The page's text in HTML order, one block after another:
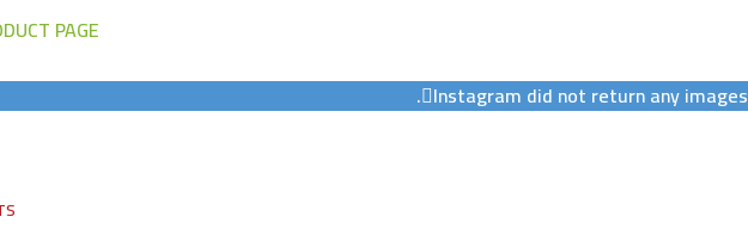
PAGE
Instagram did not return any images.